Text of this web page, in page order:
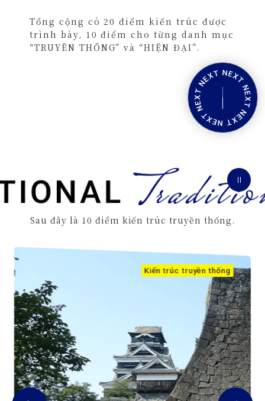
Tổng cộng có 20 điểm kiến trúc được
trình bày, 10 điểm cho từng danh mục
“TRUYỀN THỐNG” và “HIỆN ĐẠI”.
X
e
m
d
á
c
k
t
r
ú
c
t
r
u
y
ề
n
t
h
ố
Sau đây là 10 điểm kiến trúc truyền thống.
Kiến trúc truyền thống